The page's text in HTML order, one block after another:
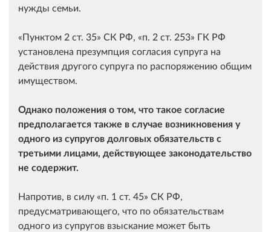
нужды семьи.
Пунктом 2 ст. 35 СК РФ, п. 2 ст. 253
ГК РФ
установлена презумпция согласия супруга на
действия другого супруга по распоряжению общим
имуществом.
Однако положения о том, что такое согласие
предполагается также в случае возникновения у
одного из супругов долговых обязательств с
третьими лицами, действующее законодательство
не содержит.
Напротив, в силу п. 1 ст. 45 СК РФ,
предусматривающего, что по обязательствам
одного из супругов взыскание может быть